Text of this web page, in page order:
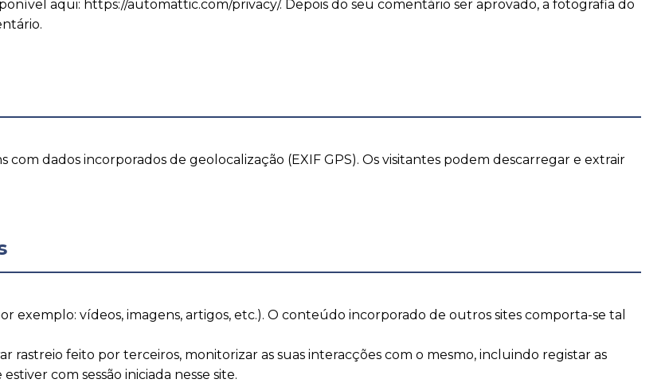
aqui: https://automattic.com/privacy/. Depois do seu comentário ser aprovado, a fotografia do
dados incorporados de geolocalização (EXIF GPS). Os visitantes podem descarregar e extrair
vídeos, imagens, artigos, etc.). O conteúdo incorporado de outros sites comporta-se tal
rastreio feito por terceiros, monitorizar as suas interacções com o mesmo, incluindo registar as
com sessão iniciada nesse site.